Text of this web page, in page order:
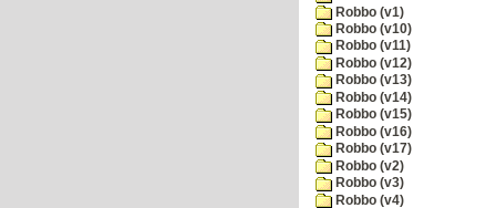
Robbo (v1)
Robbo (v10)
Robbo (v11)
Robbo (v12)
Robbo (v13)
Robbo (v14)
Robbo (v15)
Robbo (v16)
Robbo (v17)
Robbo (v2)
Robbo (v3)
Robbo (v4)